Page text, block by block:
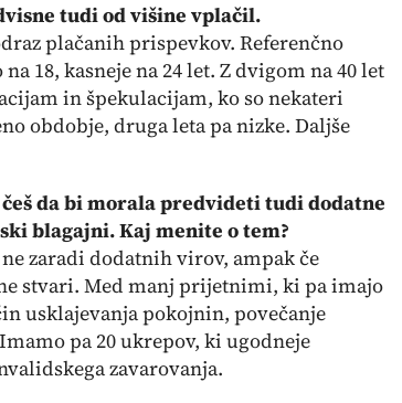
tudi od višine vplačil.
plačanih prispevkov. Referenčno
18, kasneje na 24 let. Z dvigom na 40 let
in špekulacijam, ko so nekateri
obdobje, druga leta pa nizke. Daljše
da bi morala predvideti tudi dodatne
blagajni. Kaj menite o tem?
zaradi dodatnih virov, ampak če
stvari. Med manj prijetnimi, ki pa imajo
usklajevanja pokojnin, povečanje
pa 20 ukrepov, ki ugodneje
zavarovanja.